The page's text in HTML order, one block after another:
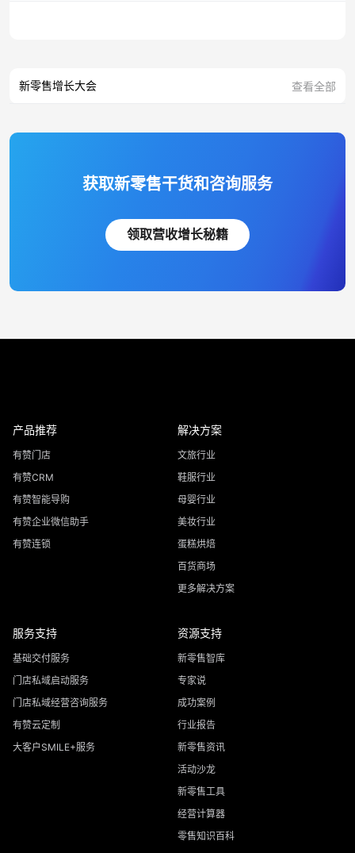
新零售增长大会 查看全部
获取新零售干货和咨询服务
领取营收增长秘籍
产品推荐
有赞门店
有赞CRM
有赞智能导购
有赞企业微信助手
有赞连锁
解决方案
文旅行业
鞋服行业
母婴行业
美妆行业
蛋糕烘焙
百货商场
更多解决方案
服务支持
基础交付服务
门店私域启动服务
门店私域经营咨询服务
有赞云定制
大客户SMILE+服务
资源支持
新零售智库
专家说
成功案例
行业报告
新零售资讯
活动沙龙
新零售工具
经营计算器
零售知识百科